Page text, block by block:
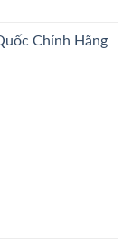
Chính Hãng